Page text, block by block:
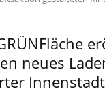
neues
Innenstadt